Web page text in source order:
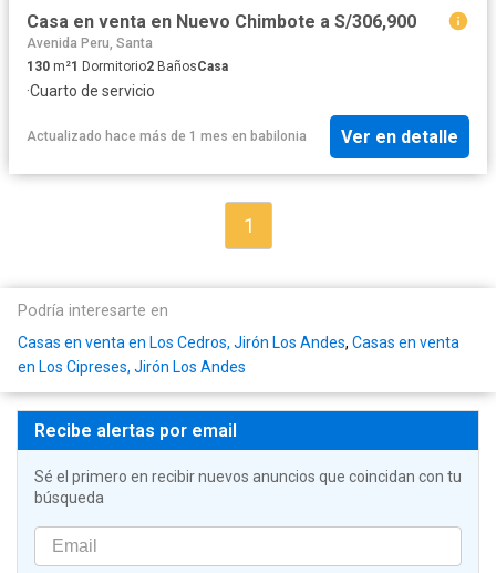
Casa en venta en Nuevo Chimbote a S/306,900
Avenida Peru, Santa
130 m²1 Dormitorio2 BañosCasa
·Cuarto de servicio
Actualizado hace más de 1 mes en babilonia Ver en detalle
1
Podría interesarte en
Casas en venta en Los Cedros, Jirón Los Andes, Casas en venta
en Los Cipreses, Jirón Los Andes
Recibe alertas por email
Sé el primero en recibir nuevos anuncios que coincidan con tu
búsqueda